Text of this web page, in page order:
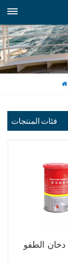
فئات المنتجات
دخان الطفو